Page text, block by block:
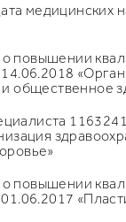
медицинских
о повышении
общественное
о повышении